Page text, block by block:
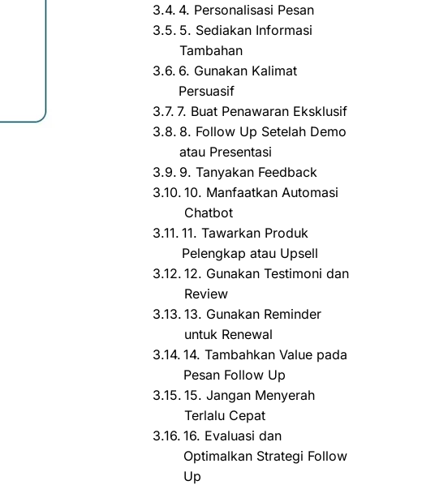
4. Personalisasi Pesan
5. Sediakan Informasi
Tambahan
6. Gunakan Kalimat
Persuasif
7. Buat Penawaran Eksklusif
8. Follow Up Setelah Demo
atau Presentasi
9. Tanyakan Feedback
10. Manfaatkan Automasi
Chatbot
11. Tawarkan Produk
Pelengkap atau Upsell
12. Gunakan Testimoni dan
Review
13. Gunakan Reminder
untuk Renewal
14. Tambahkan Value pada
Pesan Follow Up
15. Jangan Menyerah
Terlalu Cepat
16. Evaluasi dan
Optimalkan Strategi Follow
Up